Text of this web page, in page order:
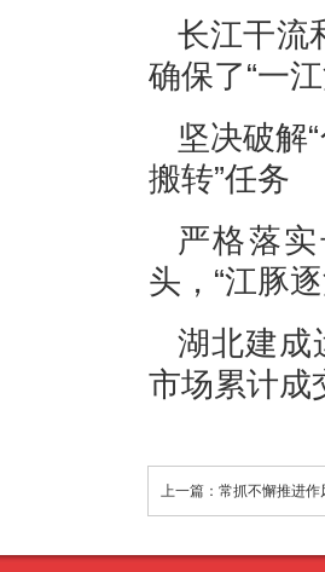
长江干流
确保了“一
坚决破解
搬转”任务
严格落
头，“江豚
湖北建成
市场累计成